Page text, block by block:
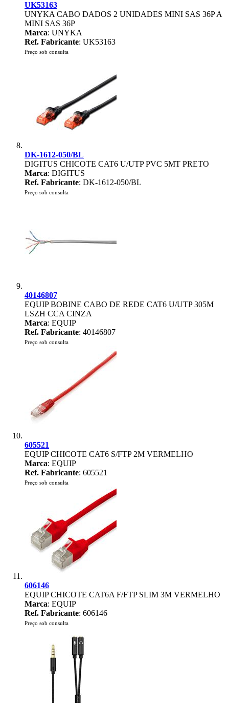
UK53163
UNYKA CABO DADOS 2 UNIDADES MINI SAS 36P A
MINI SAS 36P
Marca: UNYKA
Ref. Fabricante: UK53163
Preço sob consulta
DK-1612-050/BL
DIGITUS CHICOTE CAT6 U/UTP PVC 5MT PRETO
Marca: DIGITUS
Ref. Fabricante: DK-1612-050/BL
Preço sob consulta
40146807
EQUIP BOBINE CABO DE REDE CAT6 U/UTP 305M
LSZH CCA CINZA
Marca: EQUIP
Ref. Fabricante: 40146807
Preço sob consulta
605521
EQUIP CHICOTE CAT6 S/FTP 2M VERMELHO
Marca: EQUIP
Ref. Fabricante: 605521
Preço sob consulta
606146
EQUIP CHICOTE CAT6A F/FTP SLIM 3M VERMELHO
Marca: EQUIP
Ref. Fabricante: 606146
Preço sob consulta